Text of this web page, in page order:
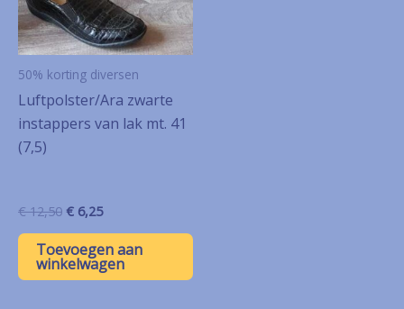
50% korting diversen
Luftpolster/Ara zwarte
instappers van lak mt. 41
(7,5)
€12,50 Oorspronkelijke
was:
€ 12,50.
€ 6,25Huidige
is:
€ 6,25.
Toevoegen aan
winkelwagen